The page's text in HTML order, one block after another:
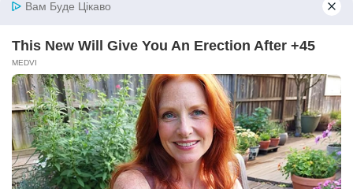
Географія
Гороскоп
Гуманітарні науки